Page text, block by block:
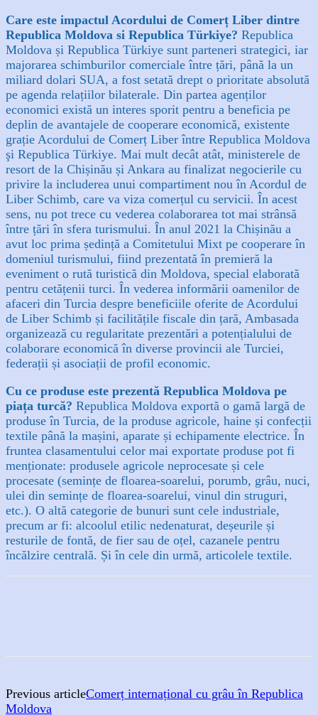
Care este impactul Acordului de Comerț Liber dintre
Republica Moldova si Republica Türkiye? Republica
Moldova și Republica Türkiye sunt parteneri strategici, iar
majorarea schimburilor comerciale între țări, până la un
miliard dolari SUA, a fost setată drept o prioritate absolută
pe agenda relațiilor bilaterale. Din partea agenților
economici există un interes sporit pentru a beneficia pe
deplin de avantajele de cooperare economică, existente
grație Acordului de Comerț Liber între Republica Moldova
şi Republica Türkiye. Mai mult decât atât, ministerele de
resort de la Chișinău și Ankara au finalizat negocierile cu
privire la includerea unui compartiment nou în Acordul de
Liber Schimb, care va viza comerțul cu servicii. În acest
sens, nu pot trece cu vederea colaborarea tot mai strânsă
între țări în sfera turismului. În anul 2021 la Chișinău a
avut loc prima ședință a Comitetului Mixt pe cooperare în
domeniul turismului, fiind prezentată în premieră la
eveniment o rută turistică din Moldova, special elaborată
pentru cetățenii turci. În vederea informării oamenilor de
afaceri din Turcia despre beneficiile oferite de Acordului
de Liber Schimb și facilitățile fiscale din țară, Ambasada
organizează cu regularitate prezentări a potențialului de
colaborare economică în diverse provincii ale Turciei,
federații și asociații de profil economic.
Cu ce produse este prezentă Republica Moldova pe
piața turcă? Republica Moldova exportă o gamă largă de
produse în Turcia, de la produse agricole, haine și confecții
textile până la mașini, aparate și echipamente electrice. În
fruntea clasamentului celor mai exportate produse pot fi
menționate: produsele agricole neprocesate și cele
procesate (semințe de floarea-soarelui, porumb, grâu, nuci,
ulei din semințe de floarea-soarelui, vinul din struguri,
etc.). O altă categorie de bunuri sunt cele industriale,
precum ar fi: alcoolul etilic nedenaturat, deșeurile și
resturile de fontă, de fier sau de oțel, cazanele pentru
încălzire centrală. Și în cele din urmă, articolele textile.
Previous articleComerț internațional cu grâu în Republica
Moldova